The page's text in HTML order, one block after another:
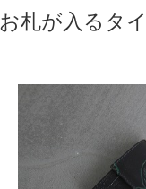
お札が入るタ